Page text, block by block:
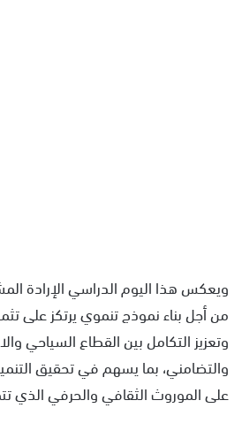
ويعكس هذا اليوم الدراسي الإرادة
من أجل بناء نموذج تنموي يرتكز على
وتعزيز التكامل بين القطاع السياحي
والتضامني، بما يسهم في تحقيق
على الموروث الثقافي والحرفي الذي